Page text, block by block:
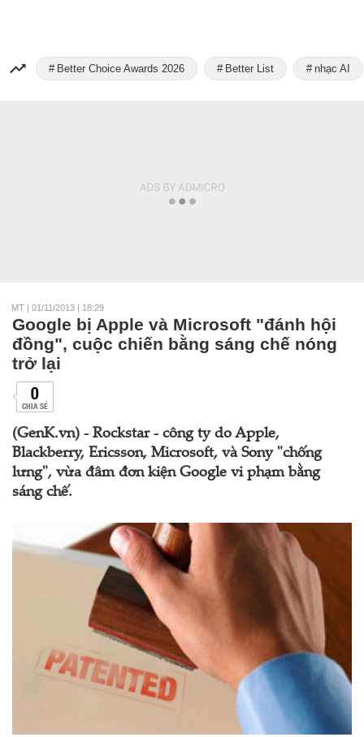
Better Choice Awards 2026 Better List nhạc AI
MT | 01/11/2013 | 18:29
Google bị Apple và Microsoft "đánh hội
đồng", cuộc chiến bằng sáng chế nóng
trở lại
0
CHIA SẺ
(GenK.vn) - Rockstar - công ty do Apple,
Blackberry, Ericsson, Microsoft, và Sony "chống
lưng", vừa đâm đơn kiện Google vi phạm bằng
sáng chế.